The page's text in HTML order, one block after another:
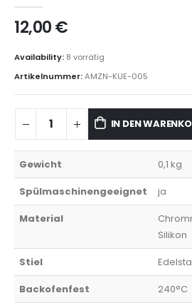
12,00€
Availability: 8 vorrätig
Artikelnummer:AMZN-KUE-005
IN DEN
Gewicht
0,1 kg
Spülmaschinengeeignet
ja
Material
Silikon
Stiel
Backofenfest
240°C